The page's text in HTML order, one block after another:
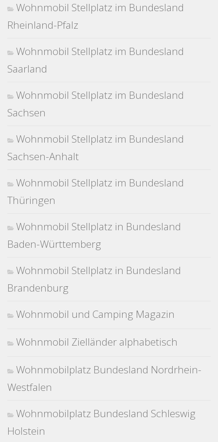
Wohnmobil Stellplatz im Bundesland
Rheinland-Pfalz
Wohnmobil Stellplatz im Bundesland
Saarland
Wohnmobil Stellplatz im Bundesland
Sachsen
Wohnmobil Stellplatz im Bundesland
Sachsen-Anhalt
Wohnmobil Stellplatz im Bundesland
Thüringen
Wohnmobil Stellplatz in Bundesland
Baden-Württemberg
Wohnmobil Stellplatz in Bundesland
Brandenburg
Wohnmobil und Camping Magazin
Wohnmobil Zielländer alphabetisch
Wohnmobilplatz Bundesland Nordrhein-
Westfalen
Wohnmobilplatz Bundesland Schleswig
Holstein